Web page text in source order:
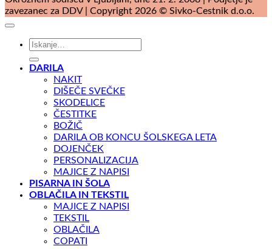
zavezanec za DDV | Copyright 2026 © Sivko-Cestnik d.o.o.
Išči:
DARILA
NAKIT
DIŠEČE SVEČKE
SKODELICE
ČESTITKE
BOŽIČ
DARILA OB KONCU ŠOLSKEGA LETA
DOJENČEK
PERSONALIZACIJA
MAJICE Z NAPISI
PISARNA IN ŠOLA
OBLAČILA IN TEKSTIL
MAJICE Z NAPISI
TEKSTIL
OBLAČILA
COPATI